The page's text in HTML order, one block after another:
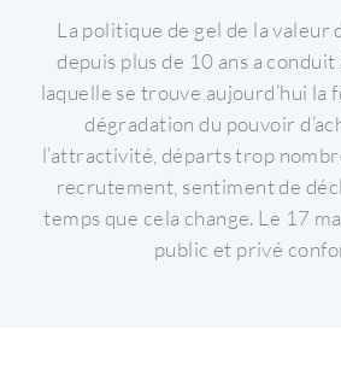
La politique de gel de la valeur
depuis plus de 10 ans a conduit
laquelle se trouve aujourd’hui la
dégradation du pouvoir
l’attractivité, départs trop
recrutement, sentiment de
temps que cela change. Le 17
public et privé